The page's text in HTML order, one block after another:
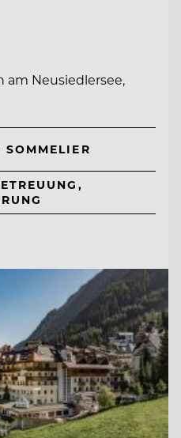
am Neusiedlersee,